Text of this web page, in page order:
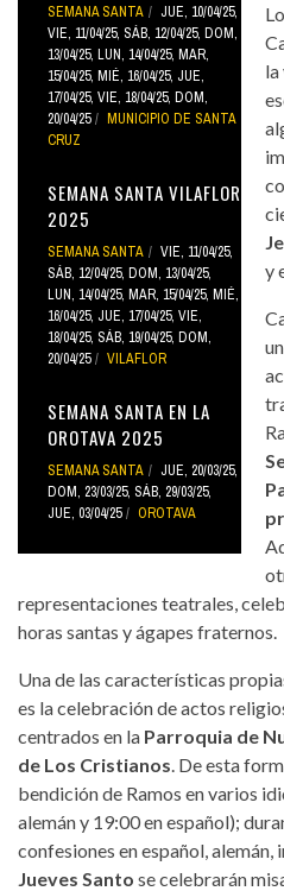
SEMANA SANTA JUE, 10/04/25,
VIE, 11/04/25, SÁB, 12/04/25, DOM,
13/04/25, LUN, 14/04/25, MAR,
15/04/25, MIÉ, 16/04/25, JUE,
17/04/25, VIE, 18/04/25, DOM,
20/04/25
MUNICIPIO DE SANTA
CRUZ
SEMANA SANTA VILAFLOR
2025
SEMANA SANTA VIE, 11/04/25,
SÁB, 12/04/25, DOM, 13/04/25,
LUN, 14/04/25, MAR, 15/04/25, MIÉ,
16/04/25, JUE, 17/04/25, VIE,
18/04/25, SÁB, 19/04/25, DOM,
20/04/25
VILAFLOR
SEMANA SANTA EN LA
OROTAVA 2025
SEMANA SANTA JUE, 20/03/25,
DOM, 23/03/25, SÁB, 29/03/25,
JUE, 03/04/25
OROTAVA
la
y
representaciones teatrales,
horas santas y ágapes fraternos.
Una de las características
es la celebración de actos
centrados en la Parroquia de
de Los Cristianos. De esta
bendición de Ramos en varios
alemán y 19:00 en español);
confesiones en español, alemán,
Jueves Santo se celebrarán